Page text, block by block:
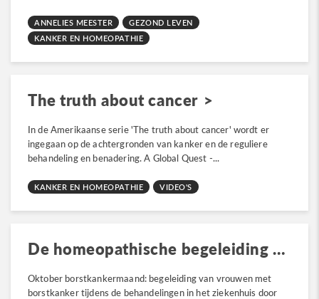
ANNELIES MEESTER
GEZOND LEVEN
KANKER EN HOMEOPATHIE
The truth about cancer
In de Amerikaanse serie 'The truth about cancer' wordt er
ingegaan op de achtergronden van kanker en de reguliere
behandeling en benadering. A Global Quest -...
KANKER EN HOMEOPATHIE VIDEO'S
De homeopathische begeleiding bij borstkanker
Oktober borstkankermaand: begeleiding van vrouwen met
borstkanker tijdens de behandelingen in het ziekenhuis door